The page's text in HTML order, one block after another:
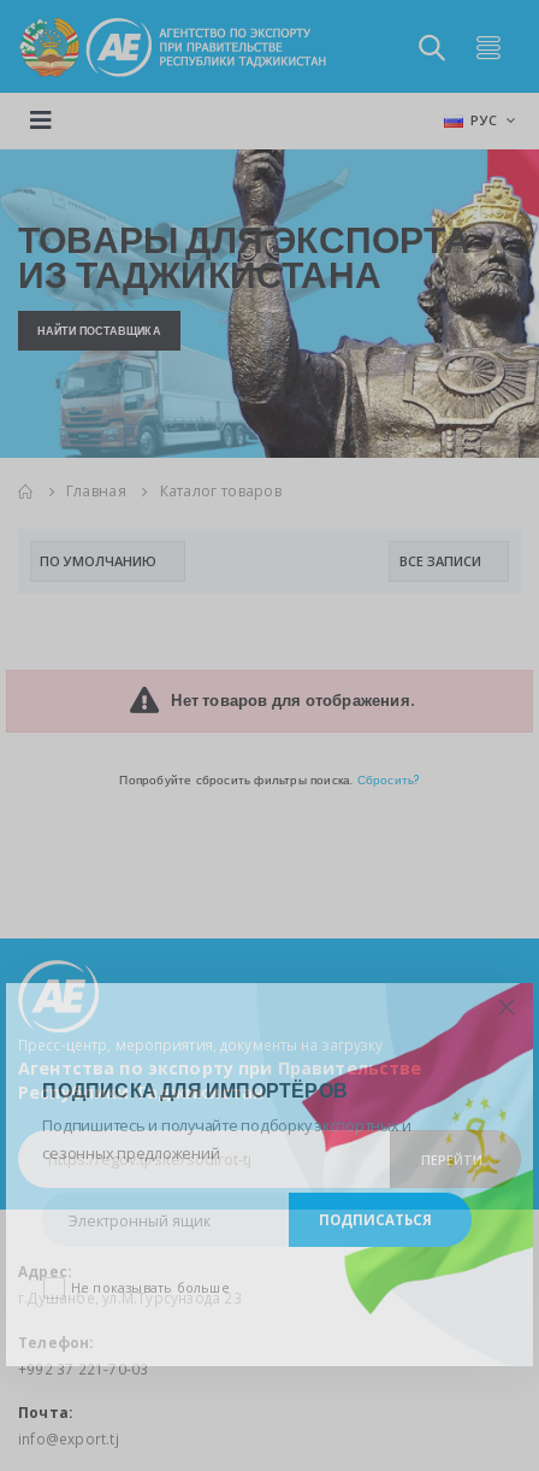
ПОДПИСКА ДЛЯ ИМПОРТЁРОВ
Подпишитесь и получайте подборку экспортных и
сезонных предложений
Не показывать больше
РУС
ТОВАРЫ ДЛЯ ЭКСПОРТА
ИЗ ТАДЖИКИСТАНА
НАЙТИ ПОСТАВЩИКА
Главная Каталог товаров
Нет товаров для отображения.
Попробуйте сбросить фильтры поиска. Сбросить?
Пресс-центр, мероприятия, документы на загрузку
Агентства по экспорту при Правительстве
Республики Таджикистан
ПЕРЕЙТИ
Адрес:
г.Душанбе, ул.М.Турсунзода 23
Телефон:
+992 37 221-70-03
Почта:
info@export.tj